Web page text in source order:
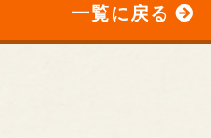
一覧に戻る